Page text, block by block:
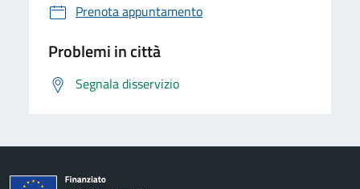
Prenota appuntamento
Problemi in città
Segnala disservizio